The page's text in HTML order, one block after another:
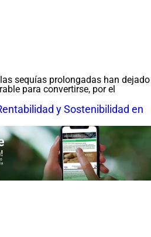
sequías prolongadas han dejado
para convertirse, por el
y Sostenibilidad en